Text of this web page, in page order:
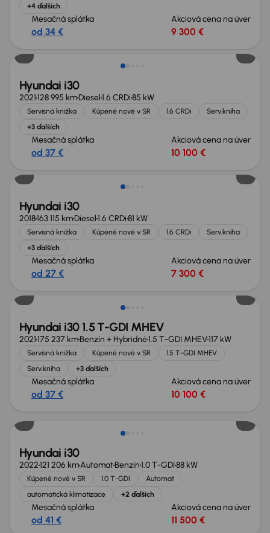
+4 ďalších
Mesačná splátka
od 34 €
Akciová cena na úver
9 300 €
Hyundai i30
2021128 995 kmDiesel1.6 CRDi85 kW
Servisná knižka Kúpené nové v SR 1.6 CRDi
Serv.kniha
+3 ďalších
Mesačná splátka
od 37 €
Akciová cena na úver
10 100 €
Hyundai i30
2018163 115 kmDiesel1.6 CRDi81 kW
Servisná knižka Kúpené nové v SR 1.6 CRDi
Serv.kniha
+3 ďalších
Mesačná splátka
od 27 €
Akciová cena na úver
7 300 €
Možnosť odpočtu DPH
Hyundai i30 1.5 T-GDI MHEV
2021175 237 kmBenzín + Hybridné1.5 T-GDI MHEV117 kW
Servisná knižka Kúpené nové v SR
1.5 T-GDI MHEV
Serv.kniha
+3 ďalších
Mesačná splátka
od 37 €
Akciová cena na úver
10 100 €
Hyundai i30
2022121 206 kmAutomatBenzín1.0 T-GDI88 kW
Kúpené nové v SR 1.0 T-GDI
Automat
automatická klimatizace
+2 ďalších
Mesačná splátka
od 41 €
Akciová cena na úver
11 500 €
Nové v ponuke